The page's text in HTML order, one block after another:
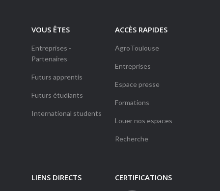
VOUS ÊTES
Entreprises -
Partenaires
Futurs apprentis
Futurs étudiants
International students
ACCÈS RAPIDES
AgroToulouse
Entreprises
Espace presse
Formations
Louer nos espaces
Recherche
LIENS DIRECTS CERTIFICATIONS